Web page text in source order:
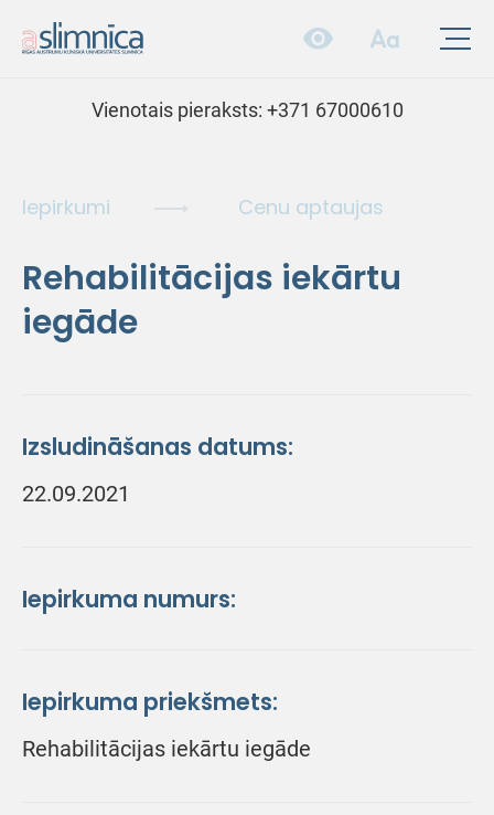
Vienotais pieraksts: +371 67000610
Iepirkumi Cenu aptaujas
Rehabilitācijas iekārtu
iegāde
Izsludināšanas datums:
22.09.2021
Iepirkuma numurs:
Iepirkuma priekšmets:
Rehabilitācijas iekārtu iegāde